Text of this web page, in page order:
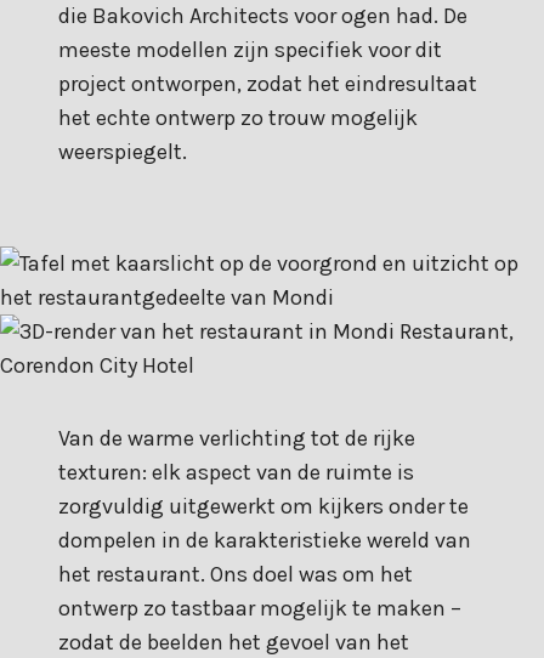
die Bakovich Architects voor ogen had. De
meeste modellen zijn specifiek voor dit
project ontworpen, zodat het eindresultaat
het echte ontwerp zo trouw mogelijk
weerspiegelt.
Van de warme verlichting tot de rijke
texturen: elk aspect van de ruimte is
zorgvuldig uitgewerkt om kijkers onder te
dompelen in de karakteristieke wereld van
het restaurant. Ons doel was om het
ontwerp zo tastbaar mogelijk te maken –
zodat de beelden het gevoel van het